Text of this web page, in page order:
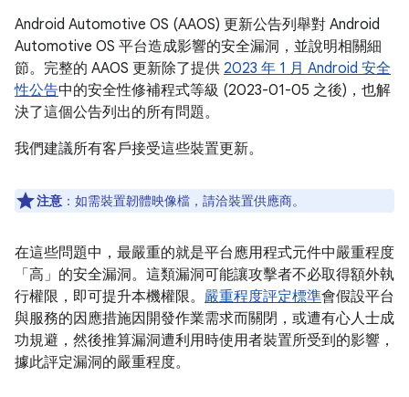
Android Automotive OS (AAOS) 更新公告列舉對 Android
Automotive OS 平台造成影響的安全漏洞，並說明相關細
節。完整的 AAOS 更新除了提供 2023 年 1 月 Android 安全
性公告中的安全性修補程式等級 (2023-01-05 之後)，也解
決了這個公告列出的所有問題。
我們建議所有客戶接受這些裝置更新。
注意 ：如需裝置韌體映像檔，請洽裝置供應商。
在這些問題中，最嚴重的就是平台應用程式元件中嚴重程度
「高」的安全漏洞。這類漏洞可能讓攻擊者不必取得額外執
行權限，即可提升本機權限。 嚴重程度評定標準會假設平台
與服務的因應措施因開發作業需求而關閉，或遭有心人士成
功規避，然後推算漏洞遭利用時使用者裝置所受到的影響，
據此評定漏洞的嚴重程度。